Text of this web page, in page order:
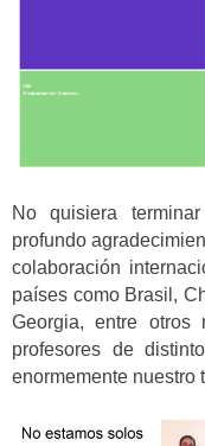
No quisiera
profundo
colaboración
países como Brasil,
Georgia, entre otros
profesores de
enormemente nuestro